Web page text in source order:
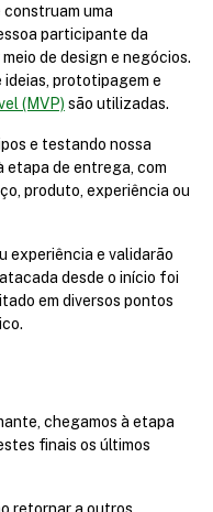
uma
participante da
de design e negócios.
prototipagem e
(MVP) são utilizadas.
e testando nossa
etapa de entrega, com
produto, experiência ou
experiência e validarão
desde o início foi
em diversos pontos
chegamos à etapa
finais os últimos